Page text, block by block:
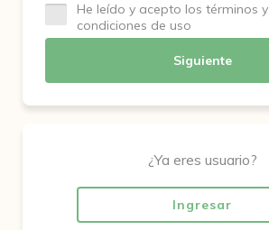
He leído y acepto los términos y
condiciones de uso
Siguiente
¿Ya eres usuario?
Ingresar